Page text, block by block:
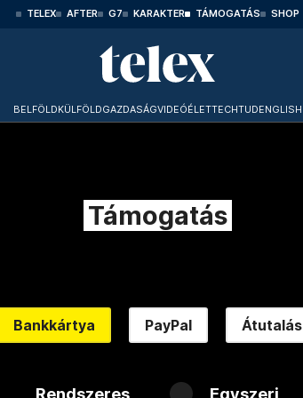
TELEX AFTER G7 KARAKTER TÁMOGATÁS SHOP
BELFÖLDKÜLFÖLDGAZDASÁGVIDEÓÉLETTECHTUDENGLISH
Támogatás
Bankkártya PayPal Átutalás
Rendszeres Egyszeri